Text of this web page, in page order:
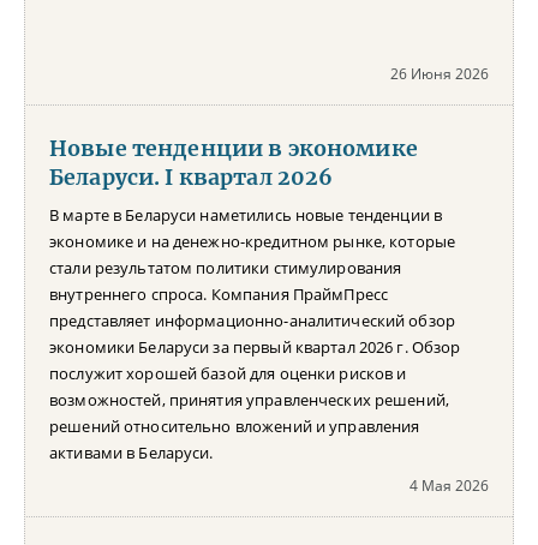
26 Июня 2026
Новые тенденции в экономике
Беларуси. I квартал 2026
В марте в Беларуси наметились новые тенденции в
экономике и на денежно-кредитном рынке, которые
стали результатом политики стимулирования
внутреннего спроса. Компания ПраймПресс
представляет информационно-аналитический обзор
экономики Беларуси за первый квартал 2026 г. Обзор
послужит хорошей базой для оценки рисков и
возможностей, принятия управленческих решений,
решений относительно вложений и управления
активами в Беларуси.
4 Мая 2026